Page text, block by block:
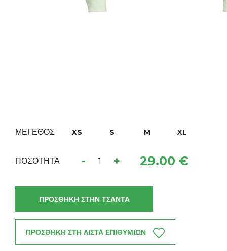
ΜΕΓΕΘΟΣ XS S M XL
ΠΟΣΟΤΗΤΑ - + 29.00 €
ΠΡΟΣΘΗΚΗ ΣΤΗΝ ΤΣΑΝΤΑ
ΠΡΟΣΘΗΚΗ ΣΤΗ ΛΙΣΤΑ ΕΠΙΘΥΜΙΩΝ